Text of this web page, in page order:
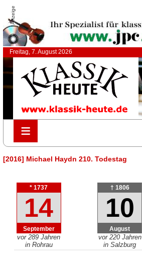
Anzeige
Freitag, 7. August 2026
≡
≡
[2016] Michael Haydn 210. Todestag
* 1737
14
September
vor 289 Jahren
in Rohrau
† 1806
10
August
vor 220 Jahren
in Salzburg